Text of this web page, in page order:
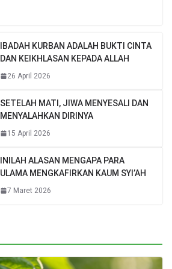
IBADAH KURBAN ADALAH BUKTI CINTA
DAN KEIKHLASAN KEPADA ALLAH
26 April 2026
SETELAH MATI, JIWA MENYESALI DAN
MENYALAHKAN DIRINYA
15 April 2026
INILAH ALASAN MENGAPA PARA
ULAMA MENGKAFIRKAN KAUM SYI’AH
7 Maret 2026